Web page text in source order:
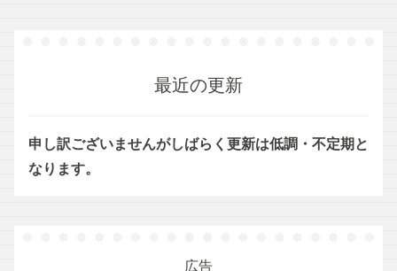
最近の更新
申し訳ございませんがしばらく更新は低調・不定期と
なります。
広告